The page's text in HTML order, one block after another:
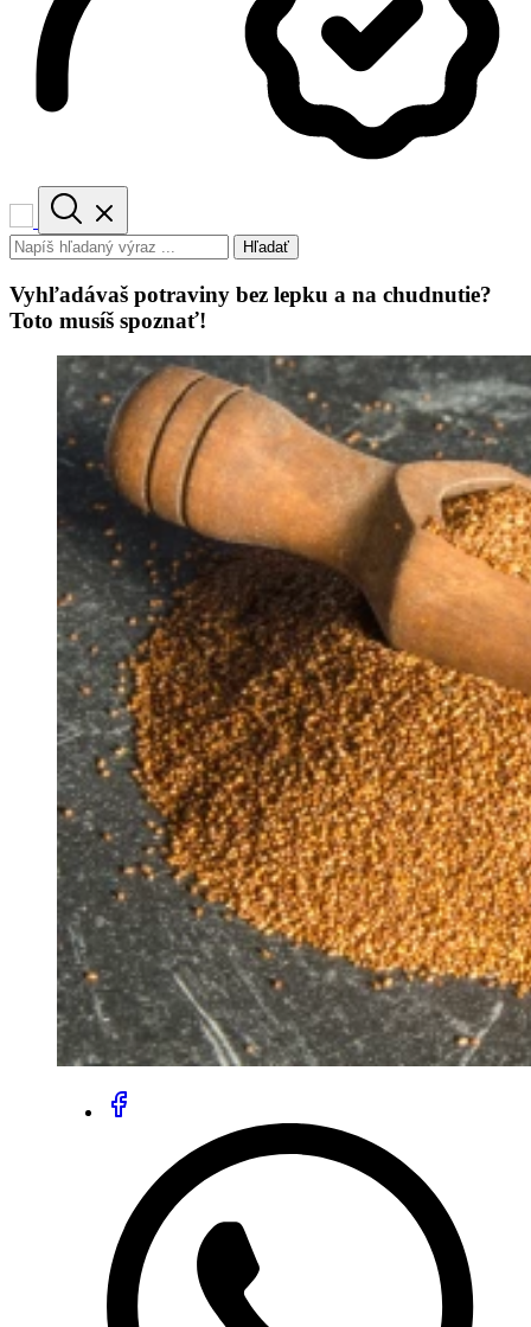
Hľadať
Vyhľadávaš potraviny bez lepku a na chudnutie?
Toto musíš spoznať!